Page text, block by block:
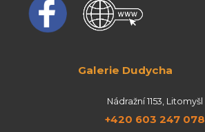
Galerie Dudycha
Nádražní 1153, Litomyšl
+420 603 247 078